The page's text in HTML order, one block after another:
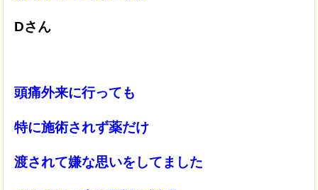
Dさん
頭痛外来に行っても
特に施術されず薬だけ
渡されて嫌な思いをしてました